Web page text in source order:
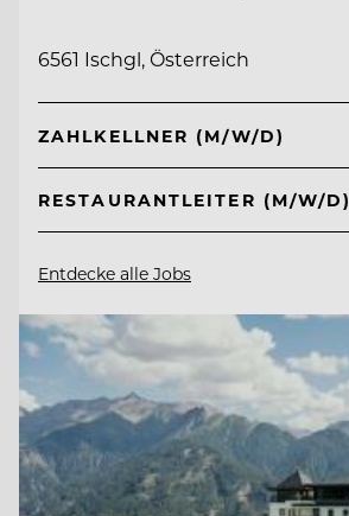
6561 Ischgl, Österreich
ZAHLKELLNER (M/W/D)
RESTAURANTLEITER (M/W/D)
Entdecke alle Jobs